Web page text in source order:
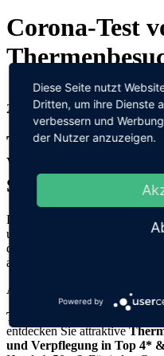
Corona-Test
24.02.2021
Thermen in
Wellnesshotels in
Die österreichischen Thermen
und wollen so bald wie
der Branche hervor geht.
auch ein Corona-Test vor dem
Anzeige
Thermenurlaub:
entdecken Sie attraktive
und Verpflegung in Top 4*
Diese Seite nutzt
Dritten, um ihre Dienste
verbessern und
der Nutzer anzuzeigen.
Powered by